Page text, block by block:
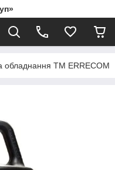
обладнання ТМ ERRECOM